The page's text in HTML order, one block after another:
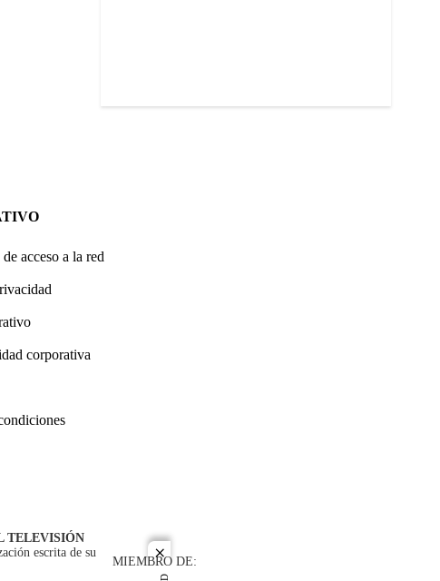
close
acceso a la red
corporativa
TELEVISIÓN
escrita de su
MIEMBRO DE: